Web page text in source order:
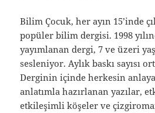
Bilim Çocuk, her ayın 15’inde
popüler bilim dergisi. 1998
yayımlanan dergi, 7 ve üzeri
sesleniyor. Aylık baskı sayısı
Derginin içinde herkesin
anlatımla hazırlanan yazılar,
etkileşimli köşeler ve